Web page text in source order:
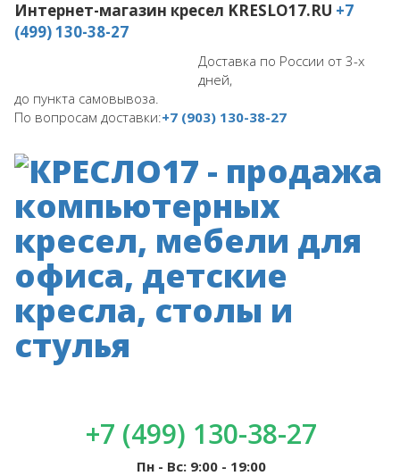
Интернет-магазин кресел KRESLO17.RU +7
(499) 130-38-27
Доставка по России от 3-х
дней,
до пункта самовывоза.
По вопросам доставки:+7 (903) 130-38-27
+7 (499) 130-38-27
Пн - Вс: 9:00 - 19:00